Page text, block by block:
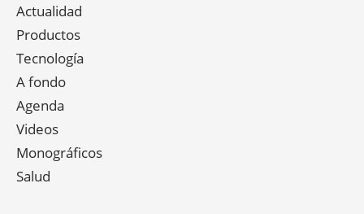
Actualidad
Productos
Tecnología
A fondo
Agenda
Videos
Monográficos
Salud